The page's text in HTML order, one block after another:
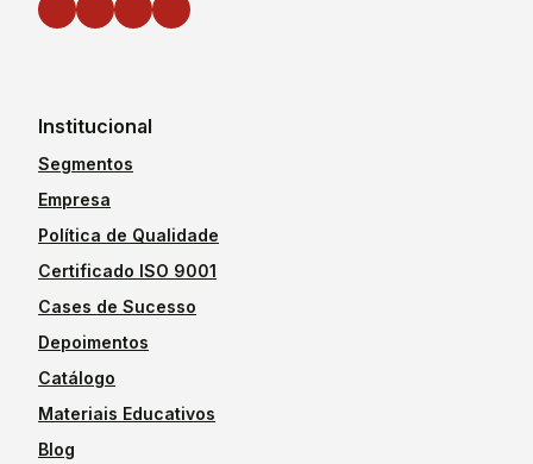
Institucional
Segmentos
Empresa
Política de Qualidade
Certificado ISO 9001
Cases de Sucesso
Depoimentos
Catálogo
Materiais Educativos
Blog